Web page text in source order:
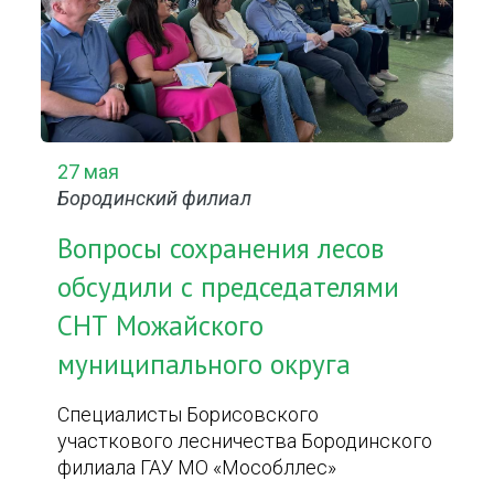
27 мая
Бородинский филиал
Вопросы сохранения лесов
обсудили с председателями
СНТ Можайского
муниципального округа
Специалисты Борисовского
участкового лесничества Бородинского
филиала ГАУ МО «Мособллес»